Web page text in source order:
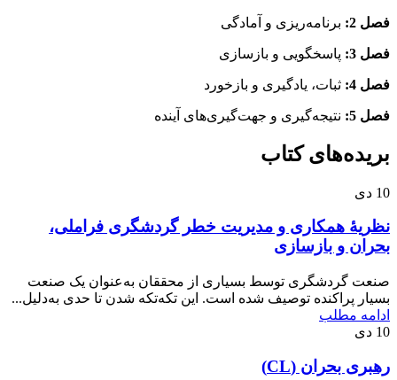
فصل 2: برنامه‌ریزی و آمادگی
فصل 3: پاسخگویی و بازسازی
فصل 4: ثبات، یادگیری و بازخورد
فصل 5: نتیجه‌گیری و جهت‌گیری‌های آینده
بریده‌های کتاب
10 دی
نظریۀ همکاری و مدیریت خطر گردشگری فراملی،
بحران و بازسازی
صنعت گردشگری توسط بسیاری از محققان به‌عنوان یک صنعت
بسیار پراکنده توصیف شده است. این تکه‌تکه شدن تا حدی به‌دلیل...
ادامه مطلب
10 دی
رهبری بحران (CL)